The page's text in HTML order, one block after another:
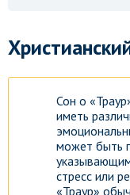
Сон о
иметь
может быть
стресс или
«Траур»